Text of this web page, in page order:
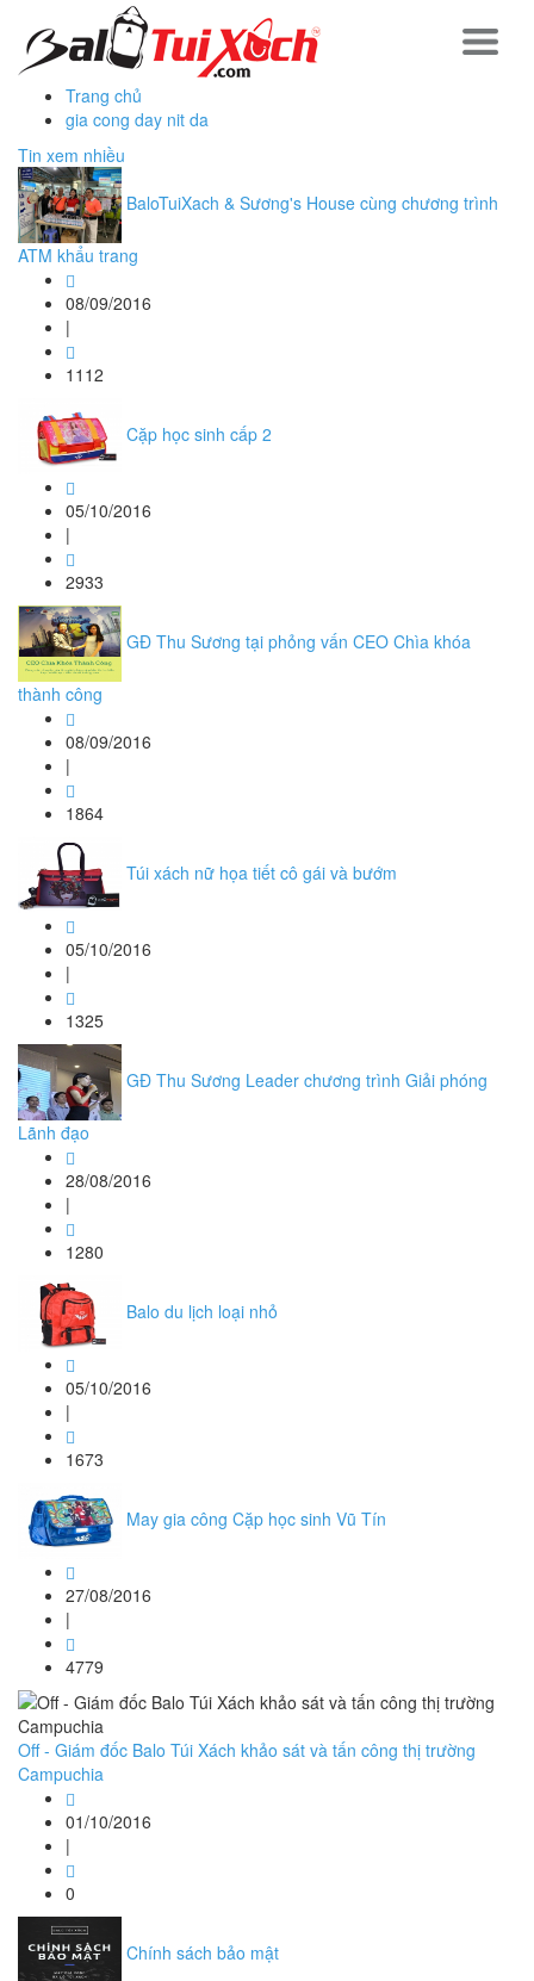
Trang chủ
gia cong day nit da
Tin xem nhiều
BaloTuiXach & Sương's House cùng chương trình
ATM khẩu trang
08/09/2016
|
1112
Cặp học sinh cấp 2
05/10/2016
|
2933
GĐ Thu Sương tại phỏng vấn CEO Chìa khóa
thành công
08/09/2016
|
1864
Túi xách nữ họa tiết cô gái và bướm
05/10/2016
|
1325
GĐ Thu Sương Leader chương trình Giải phóng
Lãnh đạo
28/08/2016
|
1280
Balo du lịch loại nhỏ
05/10/2016
|
1673
May gia công Cặp học sinh Vũ Tín
27/08/2016
|
4779
Off - Giám đốc Balo Túi Xách khảo sát và tấn công thị trường
Campuchia
01/10/2016
|
0
Chính sách bảo mật